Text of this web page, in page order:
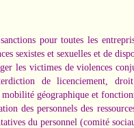
pour toutes les
sexistes et sexuelles et de
les victimes de violences
de licenciement,
géographique et
des personnels des
du personnel (comité